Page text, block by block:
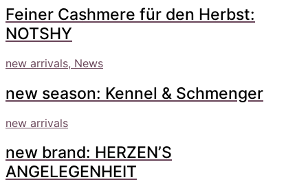
Feiner Cashmere für den Herbst:
NOTSHY
new arrivals, News
new season: Kennel & Schmenger
new arrivals
new brand: HERZEN’S
ANGELEGENHEIT